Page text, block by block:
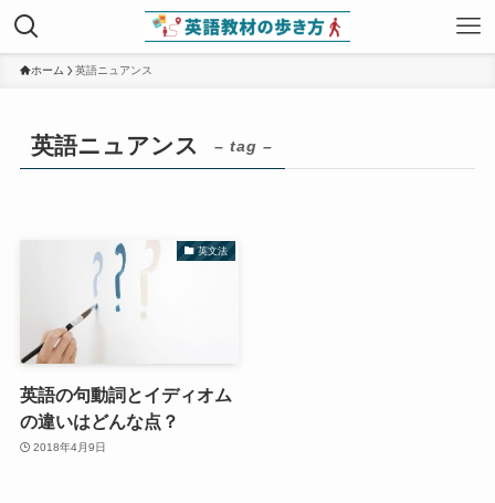
ホーム 英語ニュアンス
英語ニュアンス – tag –
英文法
英語の句動詞とイディオム
の違いはどんな点？
2018年4月9日